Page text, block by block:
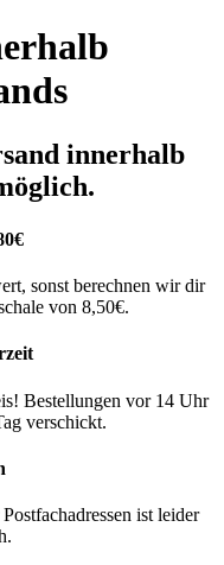
innerhalb
sonst berechnen wir dir
von 8,50€.
Bestellungen vor 14 Uhr
verschickt.
ist leider